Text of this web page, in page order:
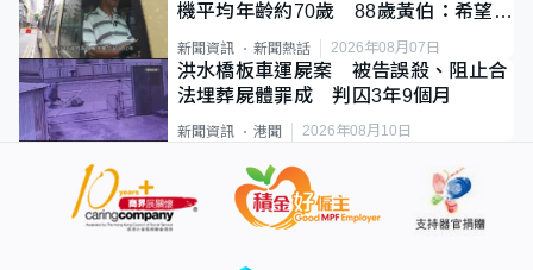
機平均年齡約70歲 88歲黃伯：希望一
直揸落去
新聞資訊 新聞熱話 2026年08月07日
洪水橋板車運屍案 被告誤殺、阻止合
法埋葬屍體罪成 判囚3年9個月
新聞資訊 港聞 2026年08月10日